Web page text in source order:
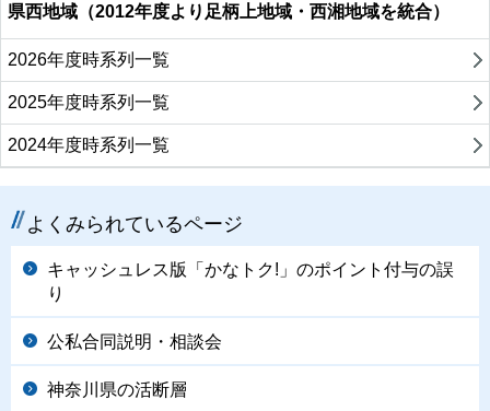
県西地域（2012年度より足柄上地域・西湘地域を統合）
2026年度時系列一覧
2025年度時系列一覧
2024年度時系列一覧
よくみられているページ
キャッシュレス版「かなトク!」のポイント付与の誤
り
公私合同説明・相談会
神奈川県の活断層